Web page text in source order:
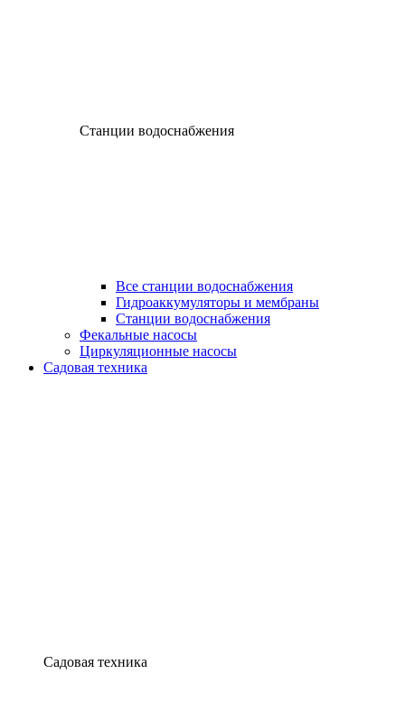
Станции водоснабжения
Все станции водоснабжения
Гидроаккумуляторы и мембраны
Станции водоснабжения
Фекальные насосы
Циркуляционные насосы
Садовая техника
Садовая техника